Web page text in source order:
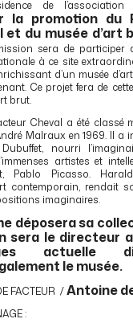
de l’association
la promotion du
et du musée d’art
sera de participer
à ce site
d’un musée
Ce projet fera de
brut.
Cheval a été classé
Malraux en 1969. Il a
nourri
artistes et
Pablo Picasso.
contemporain, rendait
imaginaires.
déposera sa
sera le directeur
actuelle
le musée.
FACTEUR /Antoine
: